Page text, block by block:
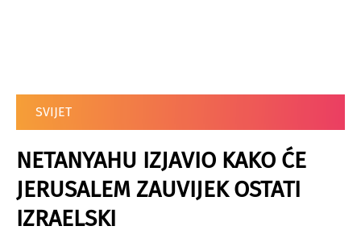
SVIJET
NETANYAHU IZJAVIO KAKO ĆE
JERUSALEM ZAUVIJEK OSTATI
IZRAELSKI